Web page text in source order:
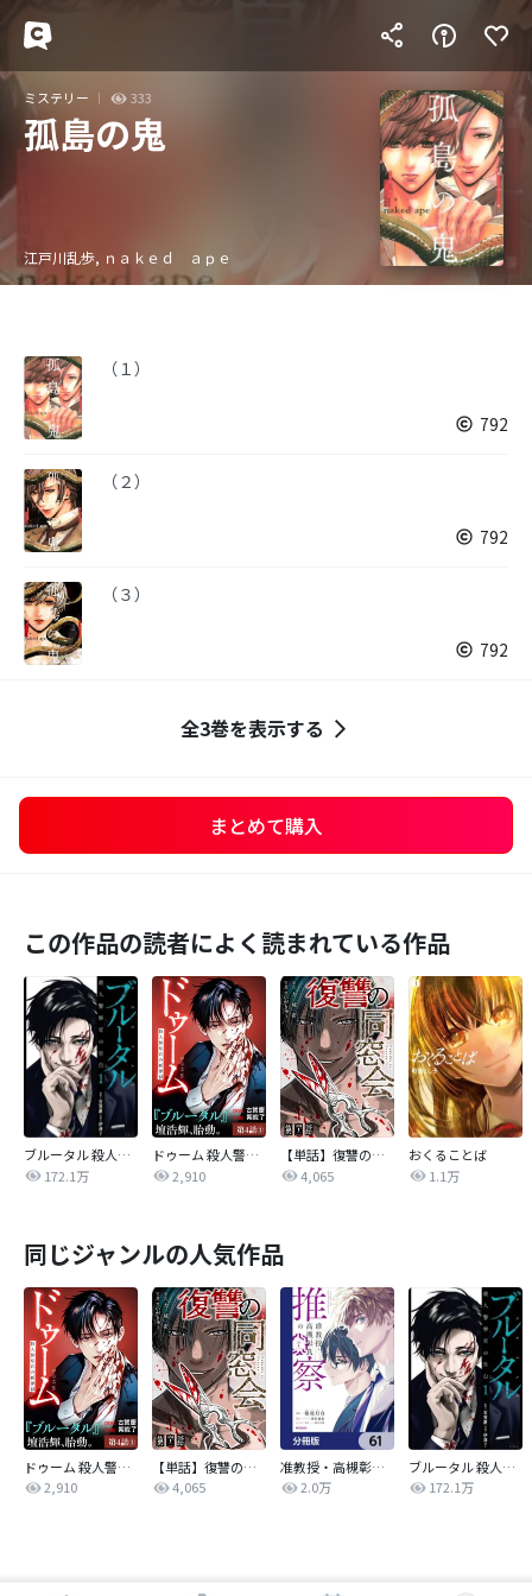
ミステリー 333
孤島の鬼
江戸川乱歩, ｎａｋｅｄ ａｐｅ
（１）
792
（２）
792
（３）
792
全3巻を表示する
まとめて購入
この作品の読者によく読まれている作品
ブルータル 殺人警察官の告白
172.1万
ドゥーム 殺人警察官の断罪録 分冊版
2,910
【単話】復讐の同窓会
4,065
おくることば
1.1万
同じジャンルの人気作品
ドゥーム 殺人警察官の断罪録 分冊版
2,910
【単話】復讐の同窓会
4,065
准教授・高槻彰良の推察【分冊版】
2.0万
ブルータル 殺人警察官の告白
172.1万